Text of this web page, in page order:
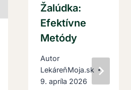
Žalúdka:
Efektívne
Metódy
Autor
LekáreňMoja.sk
9. apríla 2026